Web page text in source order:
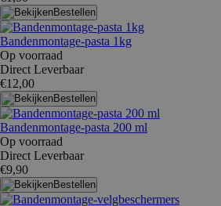
Bestellen
Bandenmontage-pasta 1kg
Op voorraad
Direct Leverbaar
€12,00
Bestellen
Bandenmontage-pasta 200 ml
Op voorraad
Direct Leverbaar
€9,90
Bestellen